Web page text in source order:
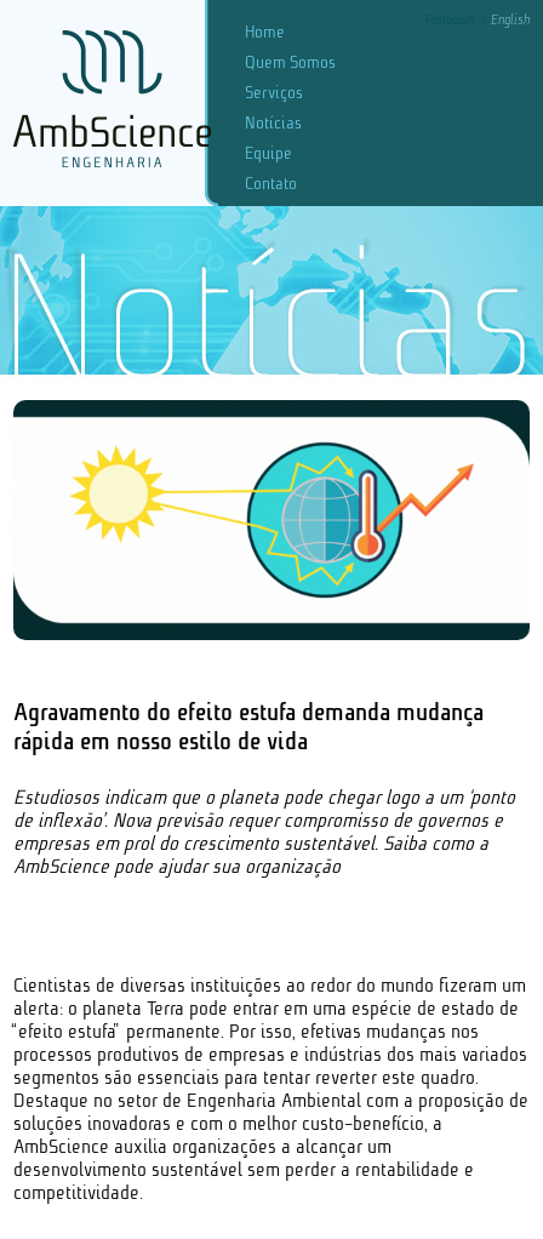
English
Home
Quem Somos
Serviços
Notícias
Equipe
Contato
Agravamento do efeito estufa demanda mudança
rápida em nosso estilo de vida
Estudiosos indicam que o planeta pode chegar logo a um ‘ponto
de inflexão’. Nova previsão requer compromisso de governos e
empresas em prol do crescimento sustentável. Saiba como a
AmbScience pode ajudar sua organização
Cientistas de diversas instituições ao redor do mundo fizeram um
alerta: o planeta Terra pode entrar em uma espécie de estado de
“efeito estufa” permanente. Por isso, efetivas mudanças nos
processos produtivos de empresas e indústrias dos mais variados
segmentos são essenciais para tentar reverter este quadro.
Destaque no setor de Engenharia Ambiental com a proposição de
soluções inovadoras e com o melhor custo-benefício, a
AmbScience auxilia organizações a alcançar um
desenvolvimento sustentável sem perder a rentabilidade e
competitividade.